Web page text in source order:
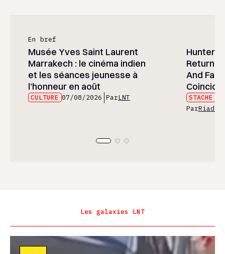
En bref
Musée Yves Saint Laurent
Marrakech : le cinéma indien
et les séances jeunesse à
l’honneur en août
CULTURE 07/08/2026 ParLNT
Hunter
And
STACHE
ParRiad
Les galaxies LNT